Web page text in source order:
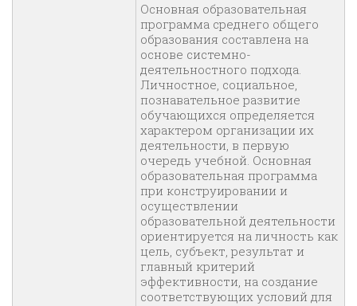
Основная образовательная
программа среднего общего
образования составлена на
основе системно-
деятельностного подхода.
Личностное, социальное,
познавательное развитие
обучающихся определяется
характером организации их
деятельности, в первую
очередь учебной. Основная
образовательная программа
при конструировании и
осуществлении
образовательной деятельности
ориентируется на личность как
цель, субъект, результат и
главный критерий
эффективности, на создание
соответствующих условий для